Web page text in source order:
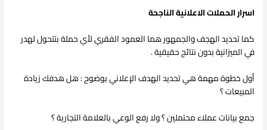
اسرار الحملات الاعلانية الناجحة
كما تحديد الهجف والجمهور هما العمود الفقري لأي حملة بتتحول لهدر
في الميزانية بدون نتائج حقيقية .
أول خطوة مهمة هي تحديد الهدف الإعلاني بوضوح : هل هدفك زيادة
المبيعات ؟
جمع بيانات عملاء محتملين ؟ ولا رفع الوعي بالعلامة التجارية ؟